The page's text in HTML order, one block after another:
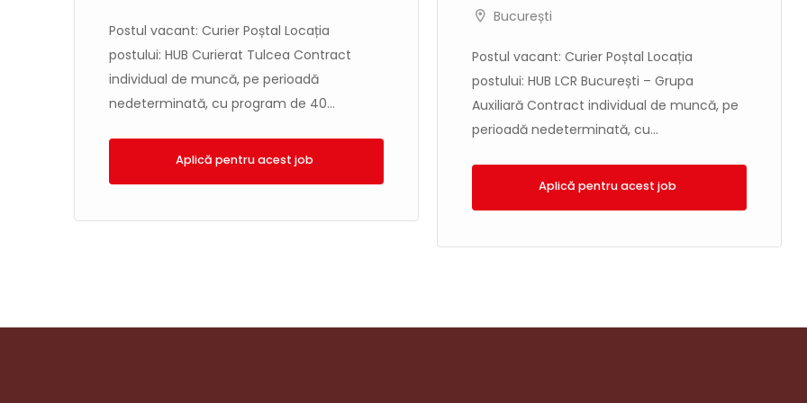
Postul vacant: Curier Poștal Locația
postului: HUB Curierat Tulcea Contract
individual de muncă, pe perioadă
nedeterminată, cu program de 40...
București
Postul vacant: Curier Poștal Locația
postului: HUB LCR București – Grupa
Auxiliară Contract individual de muncă, pe
perioadă nedeterminată, cu...